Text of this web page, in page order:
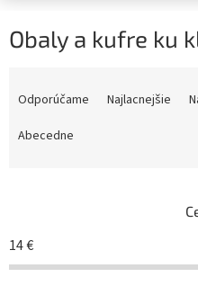
Obaly a kufre ku
o
d
Odporúčame Najlacnejšie
Abecedne
14€